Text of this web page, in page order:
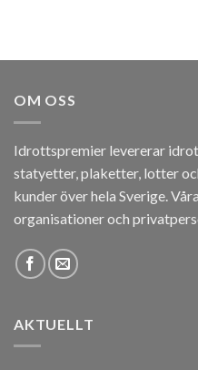
OM OSS
Idrottspremier levererar
statyetter, plaketter, lotter
kunder över hela Sverige.
organisationer och
AKTUELLT